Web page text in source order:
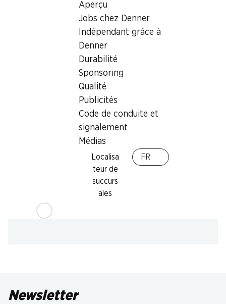
Aperçu
Jobs chez Denner
Indépendant grâce à
Denner
Durabilité
Sponsoring
Qualité
Publicités
Code de conduite et
signalement
Médias
Localisa
teur de
succurs
ales
FR
Heures d'ouverture spéciales
Sam., 15.08.2026
Retrait d'espèces avec la carte postale / M-Card
Newsletter